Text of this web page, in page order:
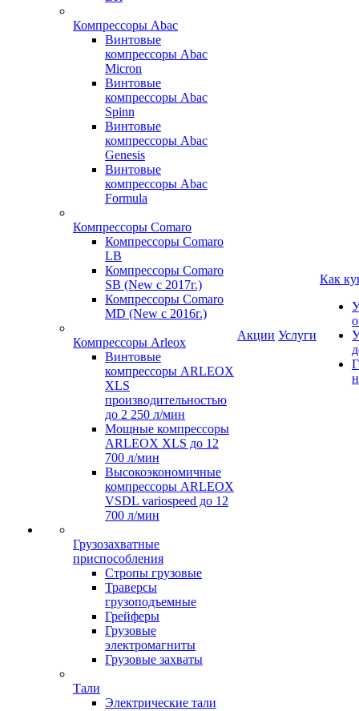
Компрессоры Abac
Винтовые
компрессоры Abac
Micron
Винтовые
компрессоры Abac
Spinn
Винтовые
компрессоры Abac
Genesis
Винтовые
компрессоры Abac
Formula
Компрессоры Comaro
Компрессоры Comaro
LB
Компрессоры Comaro
SB (New с 2017г.)
Компрессоры Comaro
MD (New с 2016г.)
Компрессоры Arleox
Винтовые
компрессоры ARLEOX
XLS
производительностью
до 2 250 л/мин
Мощные компрессоры
ARLEOX XLS до 12
700 л/мин
Высокоэкономичные
компрессоры ARLEOX
VSDL variospeed до 12
700 л/мин
Грузозахватные
приспособления
Стропы грузовые
Траверсы
грузоподъемные
Грейферы
Грузовые
электромагниты
Грузовые захваты
Тали
Электрические тали
Акции Услуги
Как